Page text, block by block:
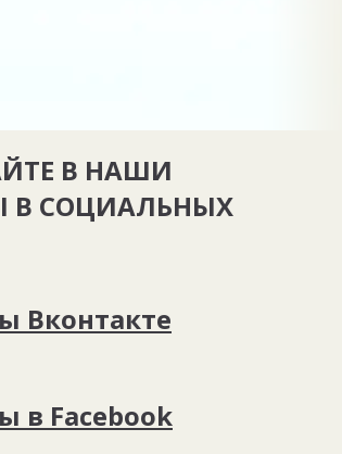
В НАШИ
В СОЦИАЛЬНЫХ
Вконтакте
в Facebook